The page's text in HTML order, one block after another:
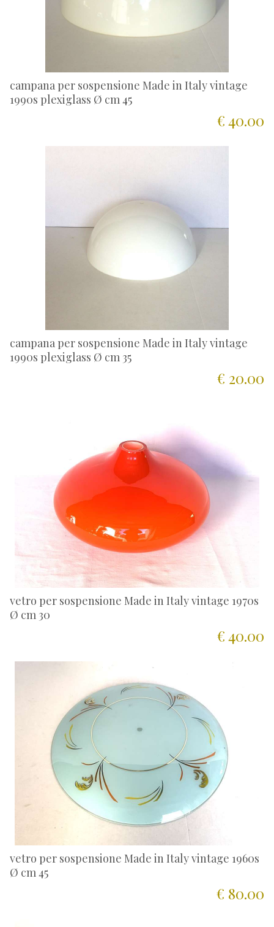
campana per sospensione Made in Italy vintage
1990s plexiglass Ø cm 45
€ 40.00
campana per sospensione Made in Italy vintage
1990s plexiglass Ø cm 35
€ 20.00
vetro per sospensione Made in Italy vintage 1970s
Ø cm 30
€ 40.00
vetro per sospensione Made in Italy vintage 1960s
Ø cm 45
€ 80.00